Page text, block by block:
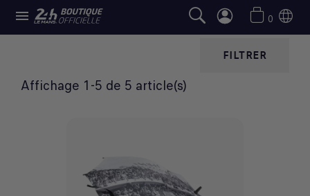
 0
PARAPLUIES
FILTRER
Affichage 1-5 de 5 article(s)